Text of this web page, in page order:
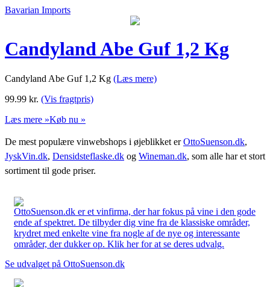
Bavarian Imports
Candyland Abe Guf 1,2 Kg
Candyland Abe Guf 1,2 Kg (Læs mere)
99.99 kr. (Vis fragtpris)
Læs mere »Køb nu »
De mest populære vinwebshops i øjeblikket erOttoSuenson.dk,
JyskVin.dk, Densidsteflaske.dk og Wineman.dk, som alle har et stort
sortiment til gode priser.
OttoSuenson.dk er et vinfirma, der har fokus på vine i den gode
ende af spektret. De tilbyder dig vine fra de klassiske områder,
krydret med enkelte vine fra nogle af de nye og interessante
områder, der dukker op. Klik her for at se deres udvalg.
Se udvalget på OttoSuenson.dk